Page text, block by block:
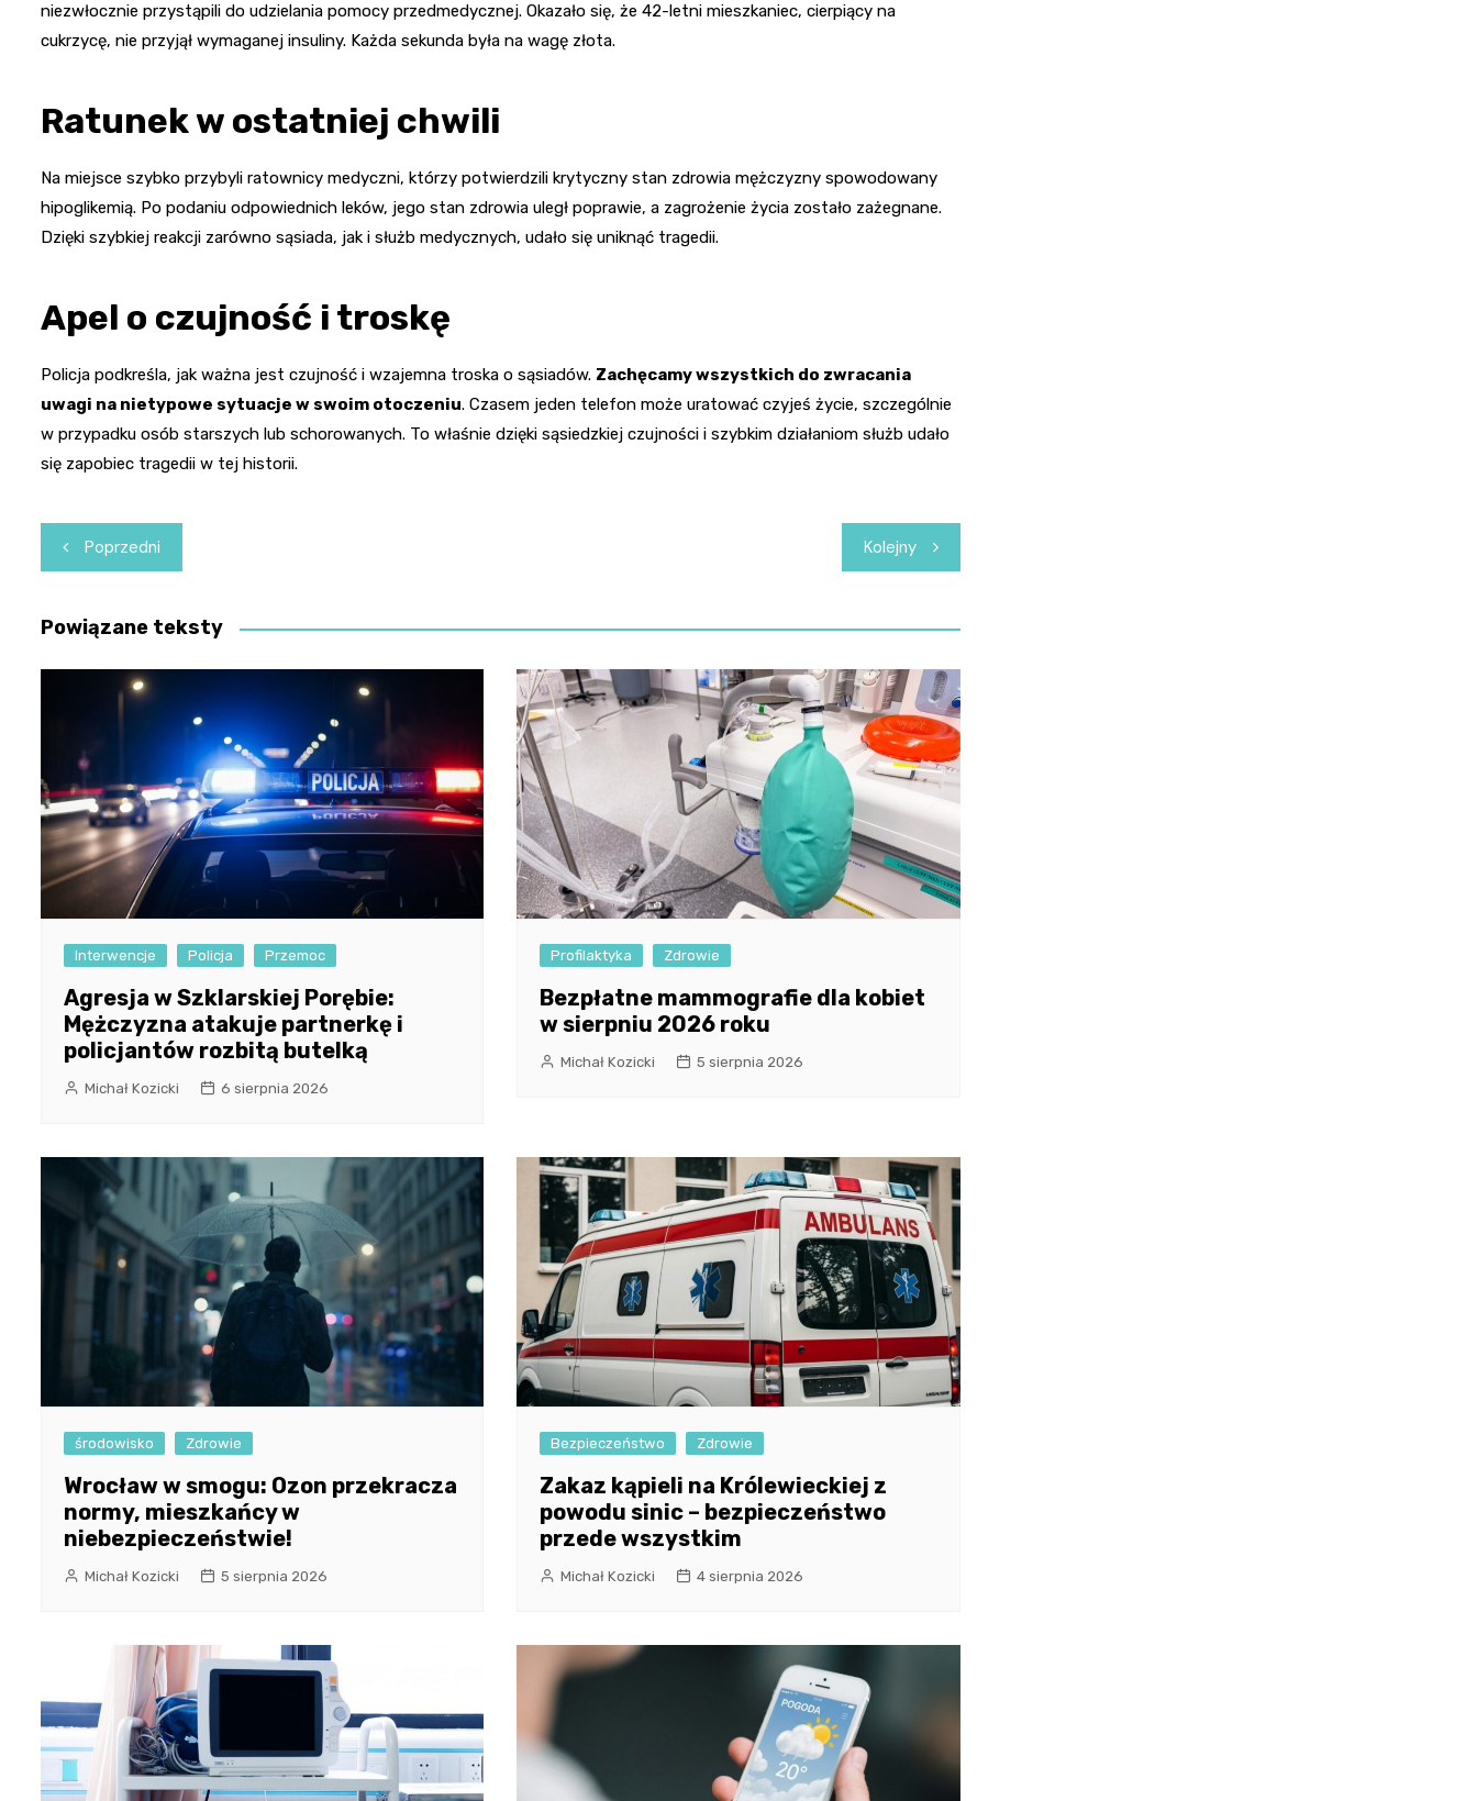
niezwłocznie przystąpili do udzielania pomocy przedmedycznej. Okazało się, że 42-letni mieszkaniec, cierpiący na
cukrzycę, nie przyjął wymaganej insuliny. Każda sekunda była na wagę złota.
Ratunek w ostatniej chwili
Na miejsce szybko przybyli ratownicy medyczni, którzy potwierdzili krytyczny stan zdrowia mężczyzny spowodowany
hipoglikemią. Po podaniu odpowiednich leków, jego stan zdrowia uległ poprawie, a zagrożenie życia zostało zażegnane.
Dzięki szybkiej reakcji zarówno sąsiada, jak i służb medycznych, udało się uniknąć tragedii.
Apel o czujność i troskę
Policja podkreśla, jak ważna jest czujność i wzajemna troska o sąsiadów. Zachęcamy wszystkich do zwracania
uwagi na nietypowe sytuacje w swoim otoczeniu. Czasem jeden telefon może uratować czyjeś życie, szczególnie
w przypadku osób starszych lub schorowanych. To właśnie dzięki sąsiedzkiej czujności i szybkim działaniom służb udało
się zapobiec tragedii w tej historii.
Nawigacja
wpisu
Poprzedni Kolejny
Powiązane teksty
Interwencje Policja Przemoc
Agresja w Szklarskiej Porębie:
Mężczyzna atakuje partnerkę i
policjantów rozbitą butelką
Michał Kozicki 6 sierpnia 2026
Profilaktyka Zdrowie
Bezpłatne mammografie dla kobiet
w sierpniu 2026 roku
Michał Kozicki 5 sierpnia 2026
środowisko Zdrowie
Wrocław w smogu: Ozon przekracza
normy, mieszkańcy w
niebezpieczeństwie!
Michał Kozicki 5 sierpnia 2026
Bezpieczeństwo Zdrowie
Zakaz kąpieli na Królewieckiej z
powodu sinic – bezpieczeństwo
przede wszystkim
Michał Kozicki 4 sierpnia 2026